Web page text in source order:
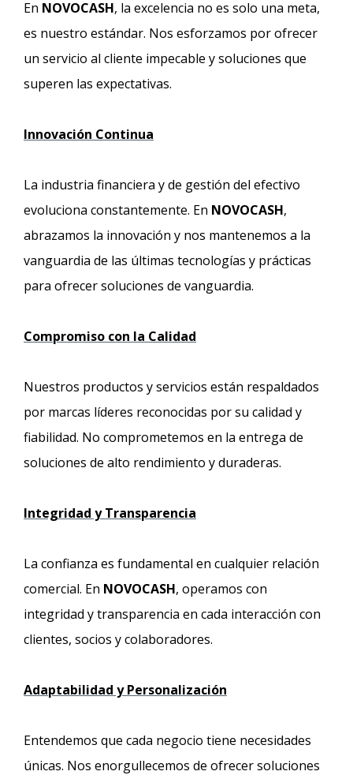
En NOVOCASH, la excelencia no es solo una meta,
es nuestro estándar. Nos esforzamos por ofrecer
un servicio al cliente impecable y soluciones que
superen las expectativas.
Innovación Continua
La industria financiera y de gestión del efectivo
evoluciona constantemente. En NOVOCASH,
abrazamos la innovación y nos mantenemos a la
vanguardia de las últimas tecnologías y prácticas
para ofrecer soluciones de vanguardia.
Compromiso con la Calidad
Nuestros productos y servicios están respaldados
por marcas líderes reconocidas por su calidad y
fiabilidad. No comprometemos en la entrega de
soluciones de alto rendimiento y duraderas.
Integridad y Transparencia
La confianza es fundamental en cualquier relación
comercial. En NOVOCASH, operamos con
integridad y transparencia en cada interacción con
clientes, socios y colaboradores.
Adaptabilidad y Personalización
Entendemos que cada negocio tiene necesidades
únicas. Nos enorgullecemos de ofrecer soluciones